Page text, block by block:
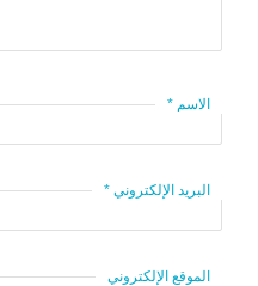
الاسم *
البريد الإلكتروني *
الموقع الإلكتروني